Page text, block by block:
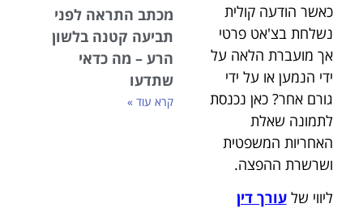
כאשר הודעה קולית
נשלחת בצ'אט פרטי
אך מועברת הלאה על
ידי הנמען או על ידי
גורם אחר? כאן נכנסת
לתמונה שאלת
האחריות המשפטית
ושרשרת ההפצה.
ליווי שלעורך דין
מכתב התראה לפני
תביעה קטנה בלשון
הרע – מה כדאי
שתדעו
קרא עוד »